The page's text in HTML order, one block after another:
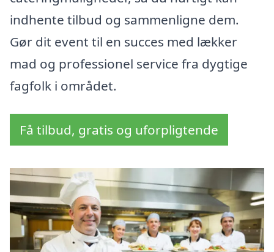
indhente tilbud og sammenligne dem.
Gør dit event til en succes med lækker
mad og professionel service fra dygtige
fagfolk i området.
Få tilbud, gratis og uforpligtende